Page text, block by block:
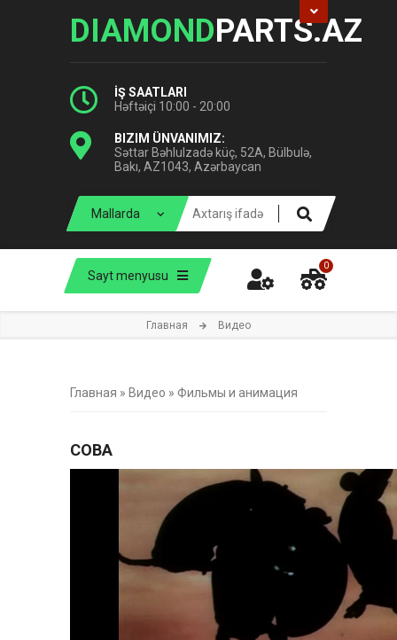
DIAMONDPARTS.AZ
İŞ SAATLARI
Həftəiçi 10:00 - 20:00
BIZIM ÜNVANIMIZ:
Səttar Bəhlulzadə küç, 52A, Bülbulə,
Bakı, AZ1043, Azərbaycan
Sayt menyusu
0
Главная Видео
Главная » Видео » Фильмы и анимация
СОВА